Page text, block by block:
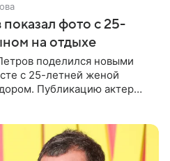
фото с 25-
на отдыхе
поделился новыми
с 25-летней женой
Публикацию актер